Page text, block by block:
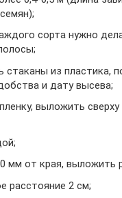
сорта нужно
стаканы из пластика,
и дату высева;
выложить сверху
мм от края, выложить
расстояние 2 см;